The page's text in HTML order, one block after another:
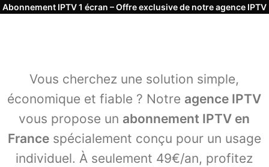
Abonnement IPTV 1 écran – Offre exclusive de notre agence IPTV
Vous cherchez une solution simple,
économique et fiable ? Notre agence IPTV
vous propose un abonnement IPTV en
Francespécialement conçu pour un usage
individuel. À seulement 49€/an, profitez